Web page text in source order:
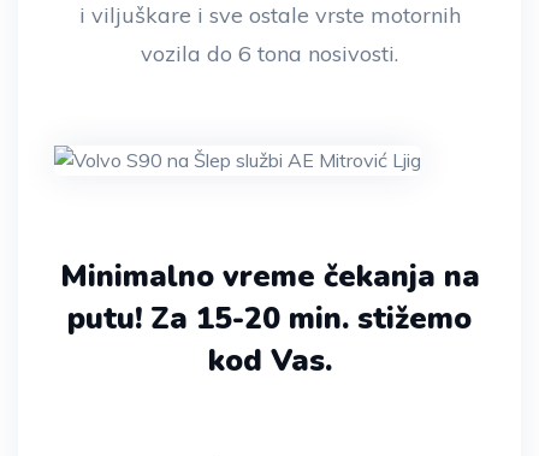
i viljuškare i sve ostale vrste motornih
vozila do 6 tona nosivosti.
Minimalno vreme čekanja na
putu! Za 15-20 min. stižemo
kod Vas.